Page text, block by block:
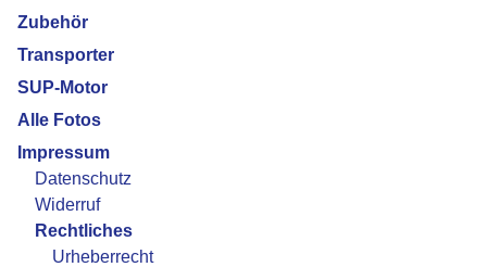
Zubehör
Transporter
SUP-Motor
Alle Fotos
Impressum
Datenschutz
Widerruf
Rechtliches
Urheberrecht